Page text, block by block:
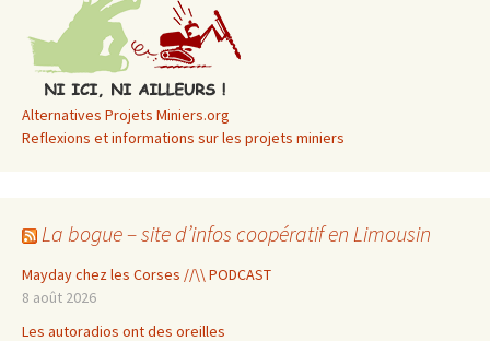
Alternatives Projets Miniers.org
Reflexions et informations sur les projets miniers
La bogue – site d’infos coopératif en Limousin
Mayday chez les Corses //\\ PODCAST
8 août 2026
Les autoradios ont des oreilles